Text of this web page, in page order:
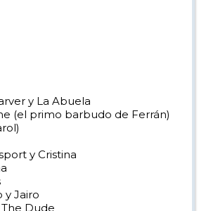
y La Abuela
(el primo barbudo de Ferrán)
y Cristina
y Jairo
Dude